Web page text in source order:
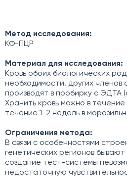
Метод исследования:
КФ-ПЦР
Материал для исследования:
Кровь обоих биологических
необходимости, других членов
производят в пробирку с ЭДТА
Хранить кровь можно в
течение 1-2 недель в
Ограничения метода:
В связи с особенностями
генетических регионов бывают
создание тест-системы
недостаточную